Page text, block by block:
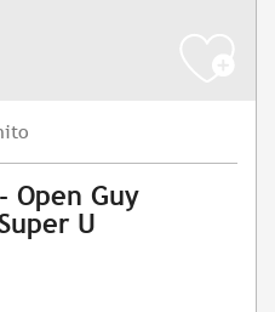
Open Guy
U